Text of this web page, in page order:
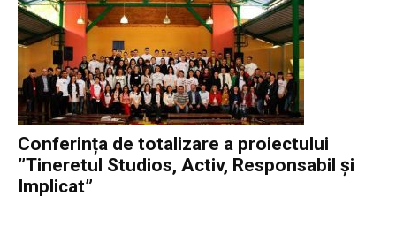
Conferința de totalizare a proiectului
”Tineretul Studios, Activ, Responsabil și
Implicat”